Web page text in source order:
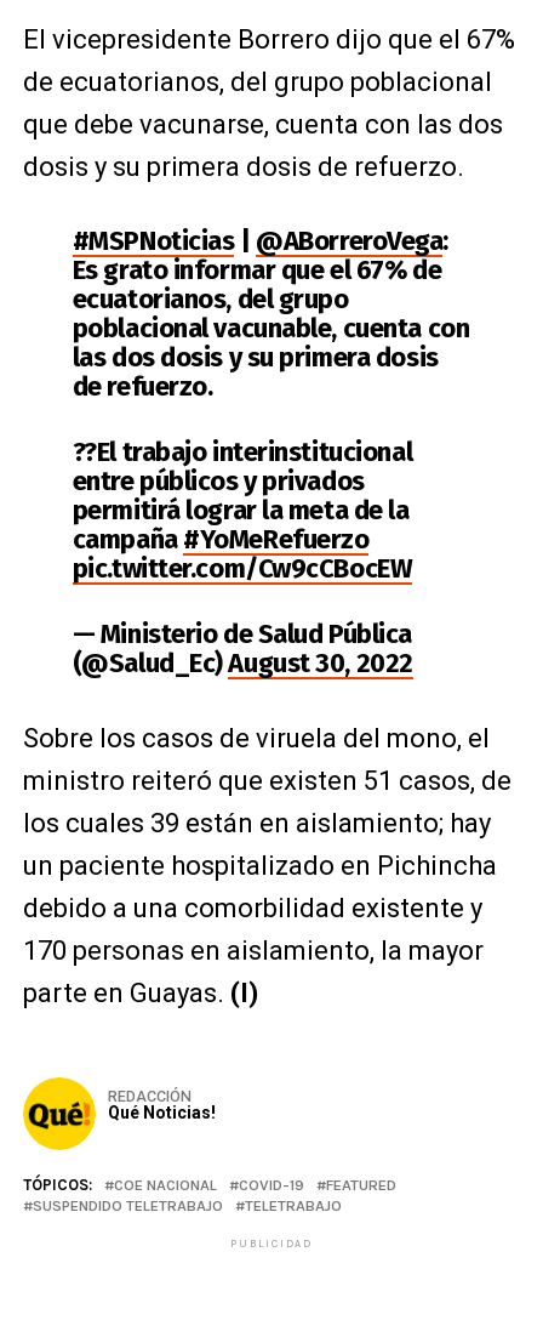
El vicepresidente Borrero dijo que el 67%
de ecuatorianos, del grupo poblacional
que debe vacunarse, cuenta con las dos
dosis y su primera dosis de refuerzo.
#MSPNoticias| @ABorreroVega:
Es grato informar que el 67% de
ecuatorianos, del grupo
poblacional vacunable, cuenta con
las dos dosis y su primera dosis
de refuerzo.
??El trabajo interinstitucional
entre públicos y privados
permitirá lograr la meta de la
campaña#YoMeRefuerzo
pic.twitter.com/Cw9cCBocEW
— Ministerio de Salud Pública
(@Salud_Ec)August 30, 2022
Sobre los casos de viruela del mono, el
ministro reiteró que existen 51 casos, de
los cuales 39 están en aislamiento; hay
un paciente hospitalizado en Pichincha
debido a una comorbilidad existente y
170 personas en aislamiento, la mayor
parte en Guayas. (I)
REDACCIÓN
Qué Noticias!
TÓPICOS: COE NACIONAL COVID-19
FEATURED
SUSPENDIDO TELETRABAJO
TELETRABAJO
PUBLICIDAD